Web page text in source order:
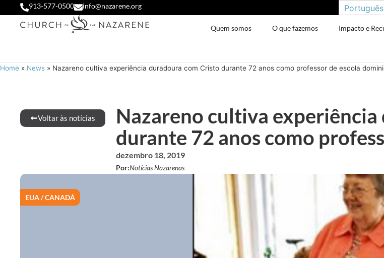
913-577-0500 info@nazarene.org Português
Quem somos O que fazemos Impacto e
Home » News » Nazareno cultiva experiência duradoura com Cristo durante 72 anos como professor de escola
Voltar às notícias
Nazareno cultiva
durante 72 anos como
dezembro 18, 2019
Por:Notícias Nazarenas
EUA / CANADÁ